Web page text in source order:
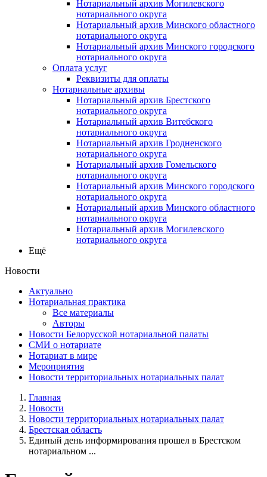
Нотариальный архив Могилевского
нотариального округа
Нотариальный архив Минского областного
нотариального округа
Нотариальный архив Минского городского
нотариального округа
Оплата услуг
Реквизиты для оплаты
Нотариальные архивы
Нотариальный архив Брестского
нотариального округа
Нотариальный архив Витебского
нотариального округа
Нотариальный архив Гродненского
нотариального округа
Нотариальный архив Гомельского
нотариального округа
Нотариальный архив Минского городского
нотариального округа
Нотариальный архив Минского областного
нотариального округа
Нотариальный архив Могилевского
нотариального округа
Ещё
Новости
Актуально
Нотариальная практика
Все материалы
Авторы
Новости Белорусской нотариальной палаты
СМИ о нотариате
Нотариат в мире
Мероприятия
Новости территориальных нотариальных палат
Главная
Новости
Новости территориальных нотариальных палат
Брестская область
Единый день информирования прошел в Брестском
нотариальном ...